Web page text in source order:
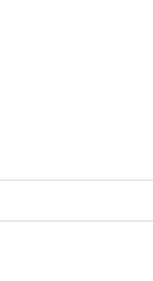
5
5